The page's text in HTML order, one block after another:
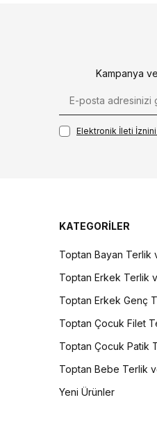
Kampanya
Elektronik İleti İzni‌ni
KATEGORİLER
Toptan Bayan Terlik
Toptan Erkek Terlik
Toptan Erkek Genç
Toptan Çocuk Filet
Toptan Çocuk Patik
Toptan Bebe Terlik
Yeni Ürünler